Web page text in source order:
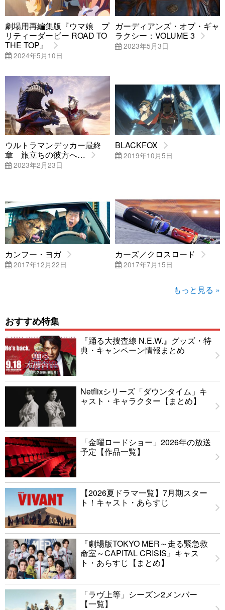
劇場用再編集版『ウマ娘 プ
リティーダービー ROAD TO
THE TOP』
2024年5月10日
ガーディアンズ・オブ・ギャ
ラクシー：VOLUME 3
2023年5月3日
ウルトラマンデッカー最終
章 旅立ちの彼方へ…
2023年2月23日
BLACKFOX
2019年10月5日
カンフー・ヨガ
2017年12月22日
カーズ／クロスロード
2017年7月15日
もっと見る »
おすすめ特集
『踊る大捜査線 N.E.W.』グッズ・特
典・キャンペーン情報まとめ
Netflixシリーズ「ダウンタイム」キ
ャスト・キャラクター【まとめ】
「金曜ロードショー」2026年の放送
予定【作品一覧】
【2026夏ドラマ一覧】7月期スター
ト！キャスト・あらすじ
『劇場版TOKYO MER～走る緊急救
命室～CAPITAL CRISIS』キャス
ト・あらすじ【まとめ】
「ラヴ上等」シーズン2メンバー
【一覧】